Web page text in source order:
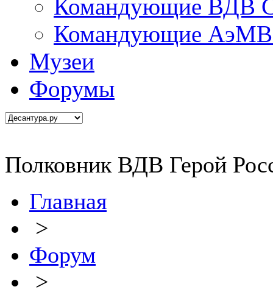
Командующие ВДВ
Командующие АэМВ
Музеи
Форумы
Полковник ВДВ Герой
Главная
>
Форум
>